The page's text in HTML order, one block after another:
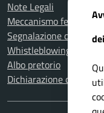
Note Legali
Meccanismo feedback
Segnalazione di illeciti
Whistleblowing)
Albo pretorio
Dichiarazione di